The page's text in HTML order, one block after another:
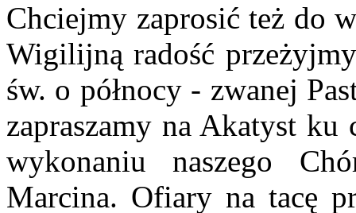
Chciejmy zaprosić też do
Wigilijną radość
św. o północy - zwanej
zapraszamy na Akatyst
wykonaniu naszego
Marcina. Ofiary na tacę